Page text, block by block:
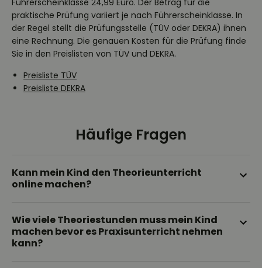
Führerscheinklasse 24,99 Euro. Der Betrag für die
praktische Prüfung variiert je nach Führerscheinklasse. In
der Regel stellt die Prüfungsstelle (TÜV oder DEKRA) ihnen
eine Rechnung. Die genauen Kosten für die Prüfung finde
Sie in den Preislisten von TÜV und DEKRA.
Preisliste TÜV
Preisliste DEKRA
Häufige Fragen
Kann mein Kind den Theorieunterricht
online machen?
hängt vom Bundesland ab. Fordern Sie einfach
unverbindlich ein kostenloses Angebot an. Dann
können wir ihnen mitteilen, ob wir Online Unterricht
Wie viele Theoriestunden muss mein Kind
machen bevor es Praxisunterricht nehmen
kann?